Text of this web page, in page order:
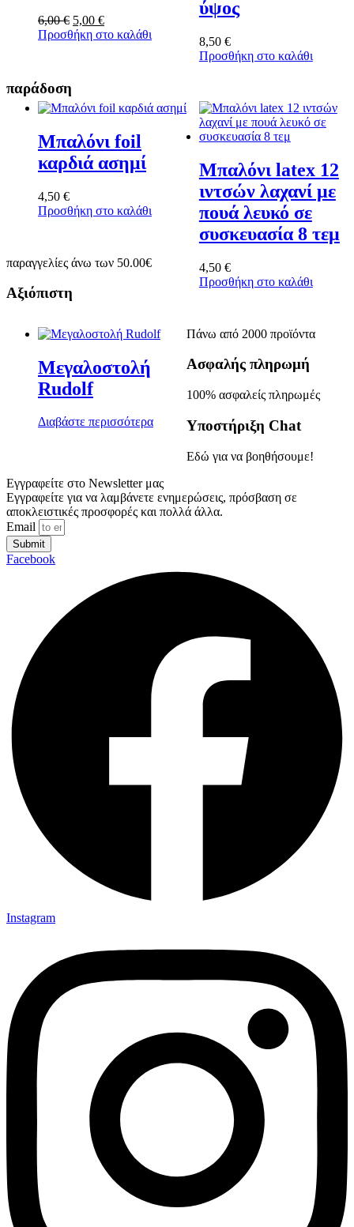
6,00€ Original
price
5,00 €Η
τρέχουσα
Προσθήκη στο καλάθι
ύψος
8,50 €
Προσθήκη στο καλάθι
Μπαλόνι foil
καρδιά ασημί
4,50 €
Προσθήκη στο καλάθι
Μπαλόνι latex 12
ιντσών λαχανί με
πουά λευκό σε
συσκευασία 8 τεμ
4,50 €
Προσθήκη στο καλάθι
Μεγαλοστολή
Rudolf
Διαβάστε περισσότερα
παράδοση
παραγγελίες άνω των 50.00€
Αξιόπιστη
Πάνω από 2000 προϊόντα
Ασφαλής πληρωμή
100% ασφαλείς πληρωμές
Υποστήριξη Chat
Εδώ για να βοηθήσουμε!
Εγγραφείτε στο Newsletter μας
Εγγραφείτε για να λαμβάνετε ενημερώσεις, πρόσβαση σε
αποκλειστικές προσφορές και πολλά άλλα.
Email
Submit
Facebook
Instagram